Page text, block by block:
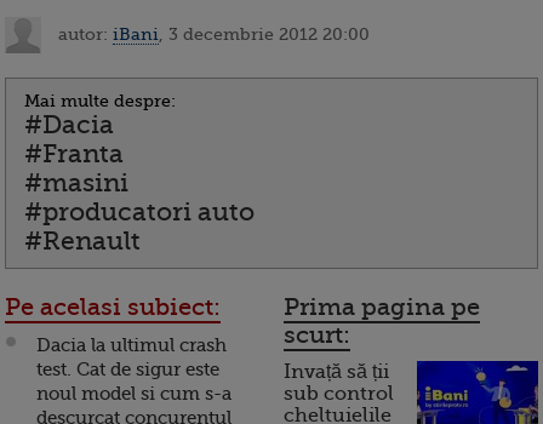
autor: iBani , 3 decembrie 2012 20:00
Mai multe despre:
#Dacia
#Franta
#masini
#producatori auto
#Renault
Pe acelasi subiect:
Dacia la ultimul crash
test. Cat de sigur este
noul model si cum s-a
descurcat concurentul
Prima pagina pe
scurt:
Invață să ții
sub control
cheltuielile